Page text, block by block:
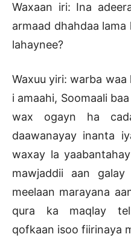
Waxaan iri: Ina
armaad dhahdaa
lahaynee?
Waxuu yiri: warba
i amaahi, Soomaali
wax ogayn ha
daawanayay inanta
waxay la
mawjaddii aan
meelaan marayana
qura ka maqlay
qofkaan isoo fiirinaya